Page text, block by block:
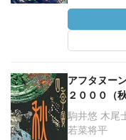
アフタヌー
２０００（
駒井悠 木尾
若菜将平